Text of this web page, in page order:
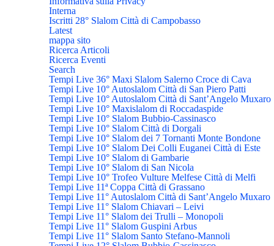
Interna
Iscritti 28° Slalom Città di Campobasso
Latest
mappa sito
Ricerca Articoli
Ricerca Eventi
Search
Tempi Live 36° Maxi Slalom Salerno Croce di Cava
Tempi Live 10° Autoslalom Città di San Piero Patti
Tempi Live 10° Autoslalom Città di Sant’Angelo Muxaro
Tempi Live 10° Maxislalom di Roccadaspide
Tempi Live 10° Slalom Bubbio-Cassinasco
Tempi Live 10° Slalom Città di Dorgali
Tempi Live 10° Slalom dei 7 Tornanti Monte Bondone
Tempi Live 10° Slalom Dei Colli Euganei Città di Este
Tempi Live 10° Slalom di Gambarie
Tempi Live 10° Slalom di San Nicola
Tempi Live 10° Trofeo Vulture Melfese Città di Melfi
Tempi Live 11ª Coppa Città di Grassano
Tempi Live 11° Autoslalom Città di Sant’Angelo Muxaro
Tempi Live 11° Slalom Chiavari – Leivi
Tempi Live 11° Slalom dei Trulli – Monopoli
Tempi Live 11° Slalom Guspini Arbus
Tempi Live 11° Slalom Santo Stefano-Mannoli